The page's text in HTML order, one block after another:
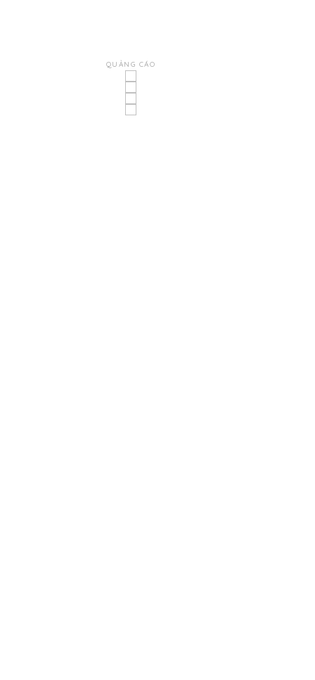
QUẢNG CÁO